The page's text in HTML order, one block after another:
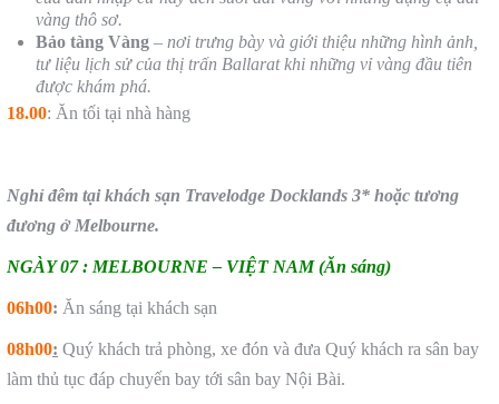
vàng thô sơ.
Bảo tàng Vàng – nơi trưng bày và giới thiệu những hình ảnh,
tư liệu lịch sử của thị trấn Ballarat khi những vỉ vàng đầu tiên
được khám phá.
18.00: Ăn tối tại nhà hàng
Nghỉ đêm tại khách sạn Travelodge Docklands 3* hoặc tương
đương ở Melbourne.
NGÀY 07 : MELBOURNE – VIỆT NAM (Ăn sáng)
06h00: Ăn sáng tại khách sạn
08h00: Quý khách trả phòng, xe đón và đưa Quý khách ra sân bay
làm thủ tục đáp chuyến bay tới sân bay Nội Bài.